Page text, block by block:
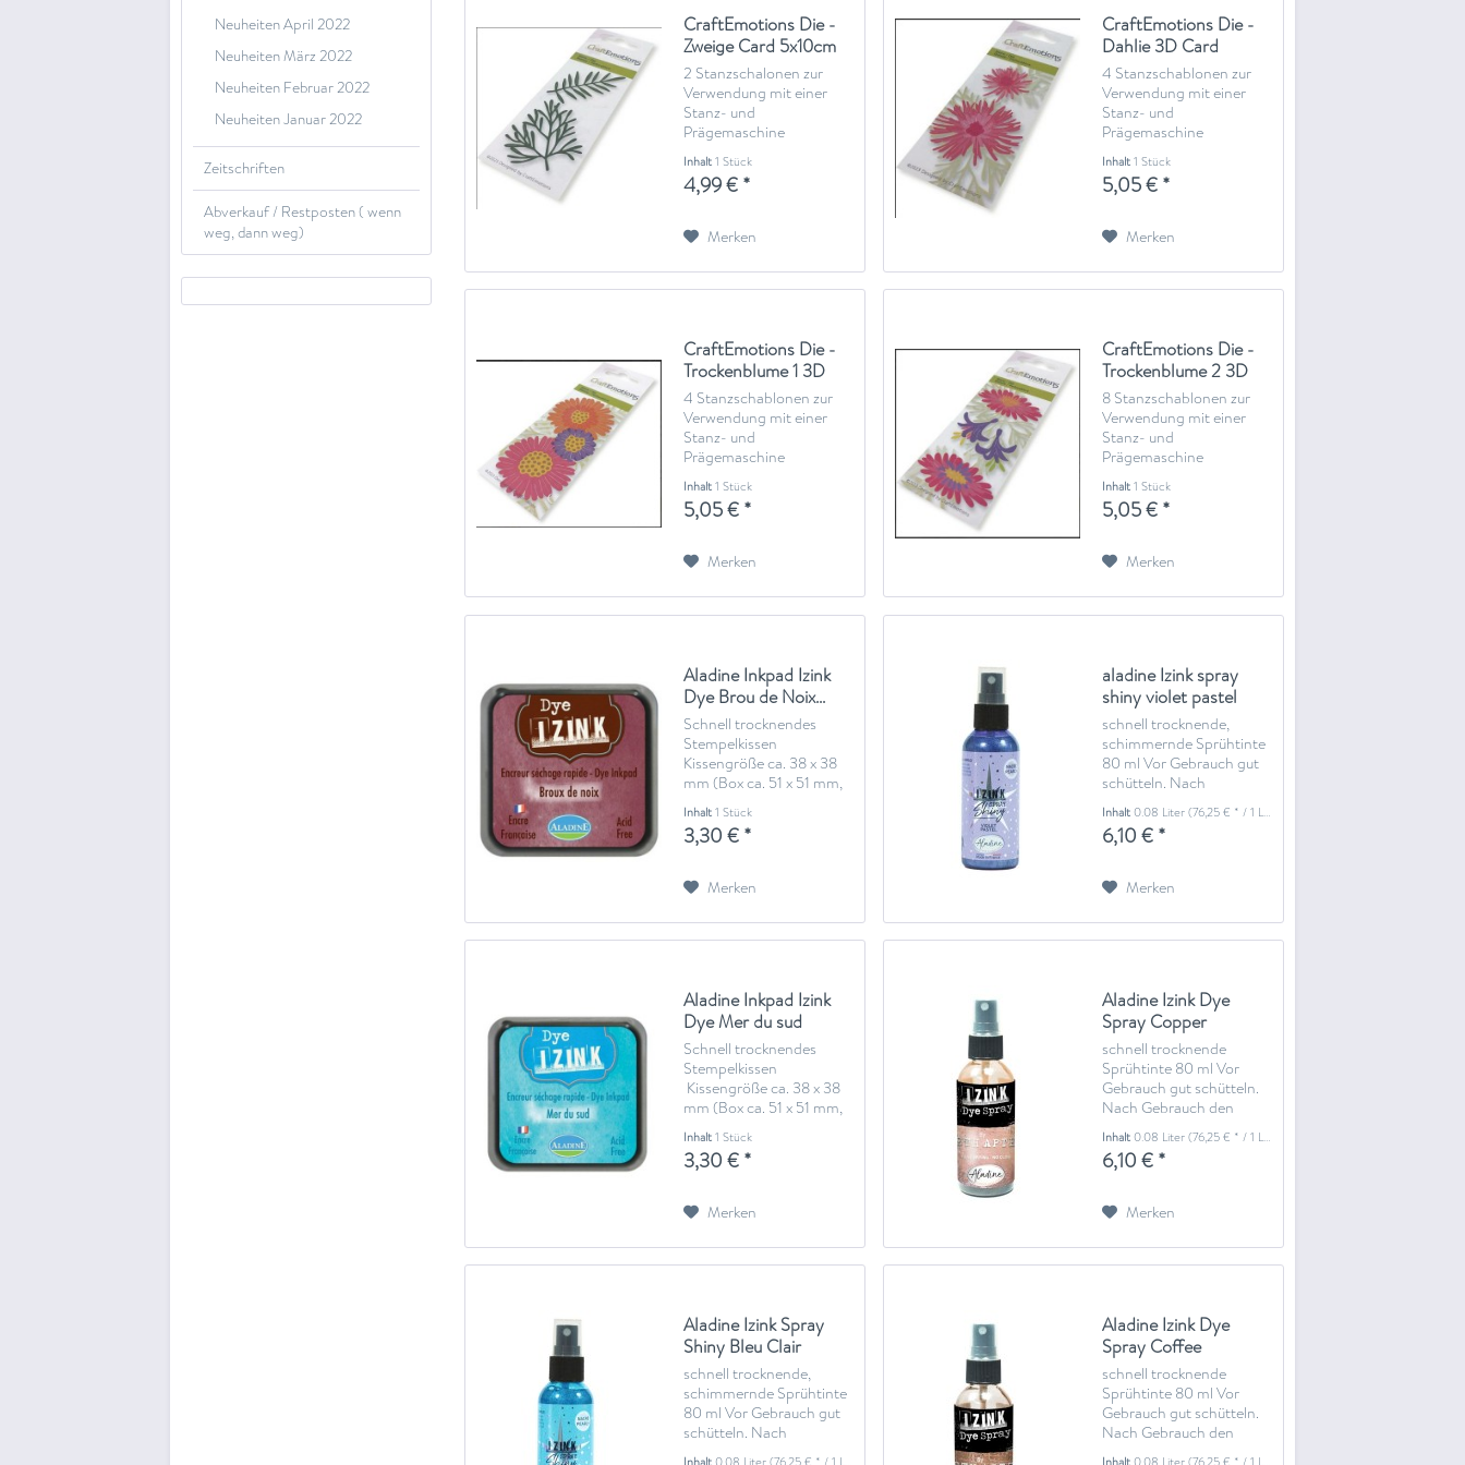
Neuheiten April 2022
Neuheiten März 2022
Neuheiten Februar 2022
Neuheiten Januar 2022
Zeitschriften
Abverkauf / Restposten ( wenn
weg, dann weg)
CraftEmotions Die -
Zweige Card 5x10cm
2 Stanzschalonen zur
Verwendung mit einer
Stanz- und
Prägemaschine
Inhalt1 Stück
4,99 € *
Merken
CraftEmotions Die -
Dahlie 3D Card
5x10cm
4 Stanzschablonen zur
Verwendung mit einer
Stanz- und
Prägemaschine
Inhalt1 Stück
5,05 € *
Merken
CraftEmotions Die -
Trockenblume 1 3D
Card 5x10cm
4 Stanzschablonen zur
Verwendung mit einer
Stanz- und
Prägemaschine
Inhalt1 Stück
5,05 € *
Merken
CraftEmotions Die -
Trockenblume 2 3D
Card 5x10cm
8 Stanzschablonen zur
Verwendung mit einer
Stanz- und
Prägemaschine
Inhalt1 Stück
5,05 € *
Merken
Aladine Inkpad Izink
Dye Brou de Noix...
Schnell trocknendes
Stempelkissen
Kissengröße ca. 38 x 38
mm (Box ca. 51 x 51 mm,
22 mm hoch) Dieses
Stempelkissen ist
säurefrei, lichtecht,
trocknend. Gut geeignet
für Papier, Glanzpapier
und Karton Geeignet
zum...
Inhalt1 Stück
3,30 € *
Merken
aladine Izink spray
shiny violet pastel
schnell trocknende,
schimmernde Sprühtinte
80 ml Vor Gebrauch gut
schütteln. Nach
Gebrauch den Sprühkopf
mit einem sauberen Tuch
trocknen.
Inhalt0.08 Liter(76,25 € * / 1 Liter)
6,10 € *
Merken
Aladine Inkpad Izink
Dye Mer du sud
Schnell trocknendes
Stempelkissen
Kissengröße ca. 38 x 38
mm (Box ca. 51 x 51 mm,
22 mm hoch) Dieses
Stempelkissen ist
säurefrei, lichtecht,
trocknend. Gut geeignet
für Papier, Glanzpapier...
Inhalt1 Stück
3,30 € *
Merken
Aladine Izink Dye
Spray Copper
schnell trocknende
Sprühtinte 80 ml Vor
Gebrauch gut schütteln.
Nach Gebrauch den
Sprühkopf mit einem
sauberen Tuch trocknen.
Inhalt0.08 Liter(76,25 € * / 1 Liter)
6,10 € *
Merken
Aladine Izink Spray
Shiny Bleu Clair
schnell trocknende,
schimmernde Sprühtinte
80 ml Vor Gebrauch gut
schütteln. Nach
Gebrauch den Sprühkopf
Aladine Izink Dye
Spray Coffee
schnell trocknende
Sprühtinte 80 ml Vor
Gebrauch gut schütteln.
Nach Gebrauch den
Sprühkopf mit einem